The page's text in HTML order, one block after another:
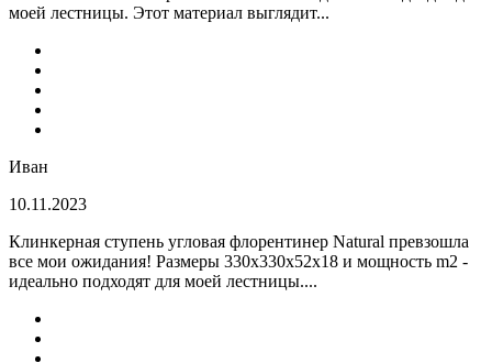
моей лестницы. Этот материал выглядит...
Иван
10.11.2023
Клинкерная ступень угловая флорентинер Natural превзошла
все мои ожидания! Размеры 330х330х52х18 и мощность m2 -
идеально подходят для моей лестницы....